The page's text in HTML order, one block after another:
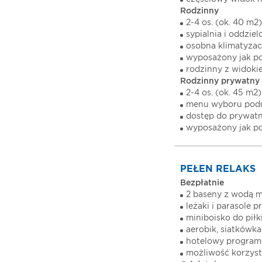
Rodzinny
2-4 os. (ok. 40
sypialnia i
osobna
wyposażony jak
rodzinny z
Rodzinny prywatny
2-4 os. (ok. 45
menu wyboru
dostęp do
wyposażony jak
PEŁEN RELAKS
Bezpłatnie
2 baseny z wodą
leżaki i parasole
miniboisko do
aerobik,
hotelowy
możliwość